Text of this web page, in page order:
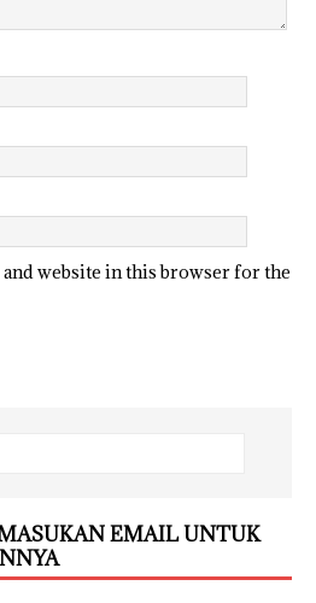
and website in this browser for the
EMAIL UNTUK